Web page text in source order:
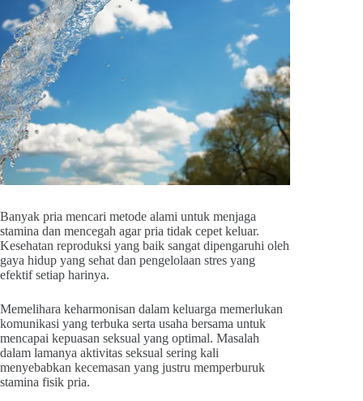
Banyak pria mencari metode alami untuk menjaga
stamina dan mencegah agar pria tidak cepet keluar.
Kesehatan reproduksi yang baik sangat dipengaruhi oleh
gaya hidup yang sehat dan pengelolaan stres yang
efektif setiap harinya.
Memelihara keharmonisan dalam keluarga memerlukan
komunikasi yang terbuka serta usaha bersama untuk
mencapai kepuasan seksual yang optimal. Masalah
dalam lamanya aktivitas seksual sering kali
menyebabkan kecemasan yang justru memperburuk
stamina fisik pria.